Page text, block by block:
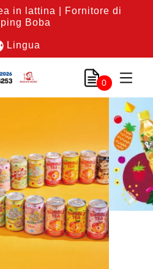
in lattina | Fornitore di
Boba
Lingua
0